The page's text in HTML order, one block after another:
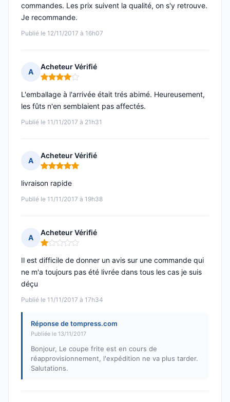
Publié le 12/11/2017 à 16h07
commandes. Les prix suivent la qualité, on s'y retrouve.
Je recommande.
A
Acheteur Vérifié
Note : 4 sur 5
Publié le 11/11/2017 à 21h31
L'emballage à l'arrivée était trés abimé. Heureusement,
les fûts n'en semblaient pas affectés.
A
Acheteur Vérifié
Note : 5 sur 5
Publié le 11/11/2017 à 19h38
livraison rapide
A
Acheteur Vérifié
Note : 1 sur 5
Publié le 11/11/2017 à 17h34
Il est difficile de donner un avis sur une commande qui
ne m'a toujours pas été livrée dans tous les cas je suis
déçu
Réponse de tompress.com
Publiée le 13/11/2017
Bonjour, Le coupe frite est en cours de
réapprovisionnement, l'expédition ne va plus tarder.
Salutations.